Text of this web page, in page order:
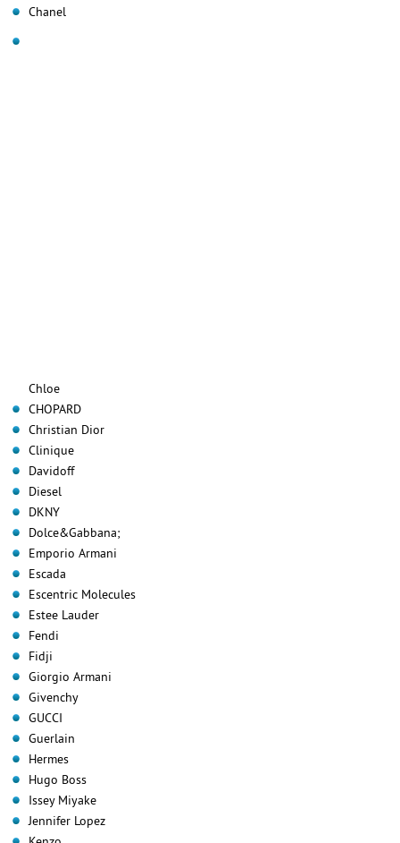
Chanel
Chloe
CHOPARD
Christian Dior
Clinique
Davidoff
Diesel
DKNY
Dolce&Gabbana;
Emporio Armani
Escada
Escentric Molecules
Estee Lauder
Fendi
Fidji
Giorgio Armani
Givenchy
GUCCI
Guerlain
Hermes
Hugo Boss
Issey Miyake
Jennifer Lopez